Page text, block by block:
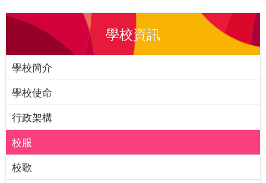
學校資訊
學校簡介
學校使命
行政架構
校服
校歌